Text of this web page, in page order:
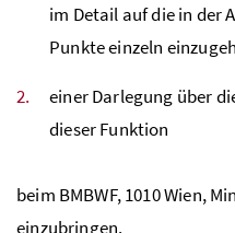
im Detail auf die in der
Punkte einzeln
einer Darlegung über
dieser Funktion
beim BMBWF, 1010 Wien,
einzubringen.